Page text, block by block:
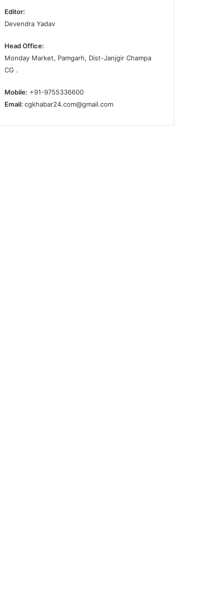
Editor:
Devendra Yadav
Head Office:
Monday Market, Pamgarh, Dist-Janjgir Champa
CG .
Mobile: +91-9755336600
Email:cgkhabar24.com@gmail.com